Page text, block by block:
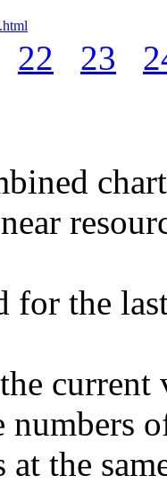
22 23
for the
numbers
at the